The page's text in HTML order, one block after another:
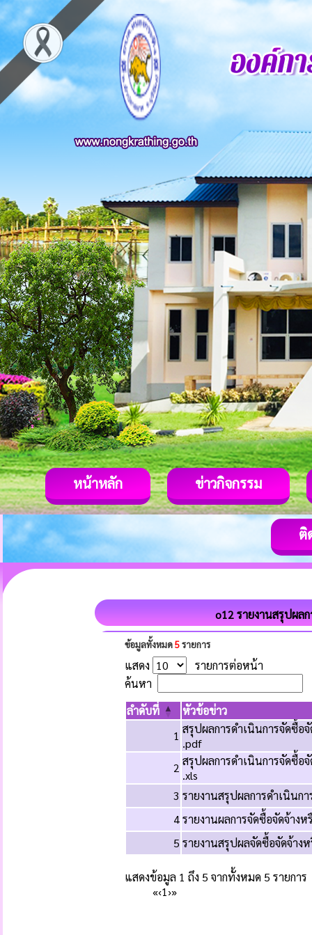
หน้าหลัก ข่าวกิจกรรม
ติ
o12 รายงานสรุปผล
ข้อมูลทั้งหมด5รายการ
แสดง
รายการต่อหน้า
ค้นหา
ลำดับที่
หัวข้อข่าว
1 สรุปผลการดำเนินการจัดซื้อ
.pdf
2 สรุปผลการดำเนินการจัดซื้อ
.xls
3 รายงานสรุปผลการดำเนินก
4รายงานผลการจัดซื้อจัดจ้าง
5 รายงานสรุปผลจัดซื้อจัดจ้าง
แสดงข้อมูล 1 ถึง 5 จากทั้งหมด 5 รายการ
«‹1›»